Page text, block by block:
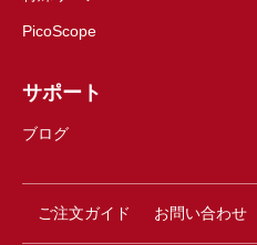
PicoScope
サポート
ブログ
ご注文ガイド お問い合わせ